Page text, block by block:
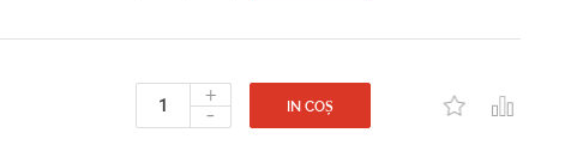
+
- IN COȘ